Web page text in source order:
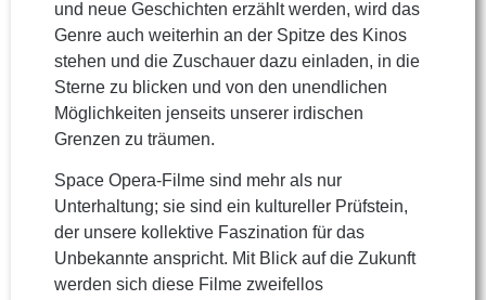
und neue Geschichten erzählt werden, wird das
Genre auch weiterhin an der Spitze des Kinos
stehen und die Zuschauer dazu einladen, in die
Sterne zu blicken und von den unendlichen
Möglichkeiten jenseits unserer irdischen
Grenzen zu träumen.
Space Opera-Filme sind mehr als nur
Unterhaltung; sie sind ein kultureller Prüfstein,
der unsere kollektive Faszination für das
Unbekannte anspricht. Mit Blick auf die Zukunft
werden sich diese Filme zweifellos